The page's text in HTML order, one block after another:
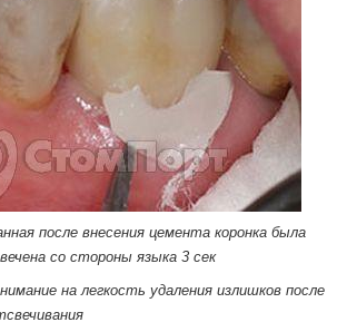
после внесения цемента коронка была
со стороны языка 3 сек
на легкость удаления излишков после